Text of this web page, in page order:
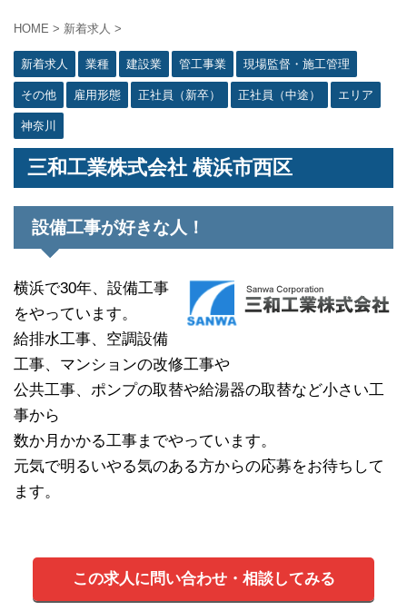
HOME > 新着求人 >
新着求人 業種 建設業 管工事業 現場監督・施工管理
その他 雇用形態 正社員（新卒） 正社員（中途） エリア
神奈川
三和工業株式会社 横浜市西区
設備工事が好きな人！
横浜で30年、設備工事
をやっています。
給排水工事、空調設備
工事、マンションの改修工事や
公共工事、ポンプの取替や給湯器の取替など小さい工
事から
数か月かかる工事までやっています。
元気で明るいやる気のある方からの応募をお待ちして
ます。
この求人に問い合わせ・相談してみる